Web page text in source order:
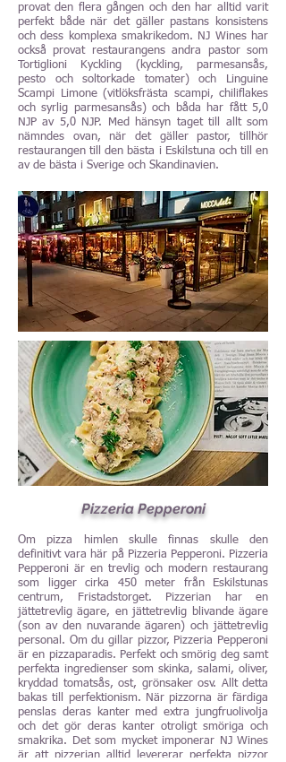
provat den flera gången och den har alltid varit
perfekt både när det gäller pastans konsistens
och dess komplexa smakrikedom. NJ Wines har
också provat restaurangens andra pastor som
Tortiglioni Kyckling (kyckling, parmesansås,
pesto och soltorkade tomater) och Linguine
Scampi Limone (vitlöksfrästa scampi, chiliflakes
och syrlig parmesansås) och båda har fått 5,0
NJP av 5,0 NJP. Med hänsyn taget till allt som
nämndes ovan, när det gäller pastor, tillhör
restaurangen till den bästa i Eskilstuna och till en
av de bästa i Sverige och Skandinavien.
Pizzeria Pepperoni
Om pizza himlen skulle finnas skulle den
definitivt vara här på Pizzeria Pepperoni. Pizzeria
Pepperoni är en trevlig och modern restaurang
som ligger cirka 450 meter från Eskilstunas
centrum, Fristadstorget. Pizzerian har en
jättetrevlig ägare, en jättetrevlig blivande ägare
(son av den nuvarande ägaren) och jättetrevlig
personal. Om du gillar pizzor, Pizzeria Pepperoni
är en pizzaparadis. Perfekt och smörig deg samt
perfekta ingredienser som skinka, salami, oliver,
kryddad tomatsås, ost, grönsaker osv. Allt detta
bakas till perfektionism. När pizzorna är färdiga
penslas deras kanter med extra jungfruolivolja
och det gör deras kanter otroligt smöriga och
smakrika. Det som mycket imponerar NJ Wines
är att pizzerian alltid levererar perfekta pizzor